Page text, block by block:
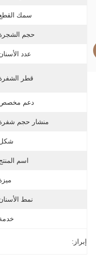
سمك
حجم
عدد
قطر
دعم
منشار حجم
اسم
نمط
إبراز: